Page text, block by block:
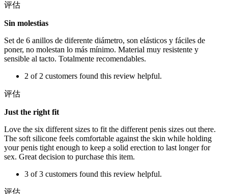
评估
Sin molestias
Set de 6 anillos de diferente diámetro, son elásticos y fáciles de
poner, no molestan lo más mínimo. Material muy resistente y
sensible al tacto. Totalmente recomendables.
2 of 2 customers found this review helpful.
评估
Just the right fit
Love the six different sizes to fit the different penis sizes out there.
The soft silicone feels comfortable against the skin while holding
your penis tight enough to keep a solid erection to last longer for
sex. Great decision to purchase this item.
3 of 3 customers found this review helpful.
评估